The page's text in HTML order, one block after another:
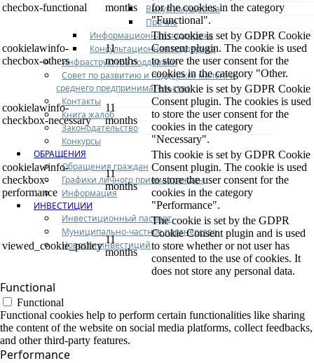
Выкуп имущества
Прочие
Информационная поддержка
Консультационная поддержка
Инфраструктура поддержки
Совет по развитию и поддержке малого и
среднего предпринимательства
Контакты
Книга жалоб
Законодательство
Конкурсы
ОБРАЩЕНИЯ
Обращения граждан
Графики личного приема граждан
Информация
ИНВЕСТИЦИИ
Инвестиционный паспорт
Муниципально-частное партнерство
Новости инвестиций
checbox-functional
months
for the cookies in the category
"Functional".
cookielawinfo-
checbox-others
11
months
This cookie is set by GDPR Cookie
Consent plugin. The cookie is used
to store the user consent for the
cookies in the category "Other.
cookielawinfo-
checkbox-necessary
11
months
This cookie is set by GDPR Cookie
Consent plugin. The cookies is used
to store the user consent for the
cookies in the category
"Necessary".
cookielawinfo-
checkbox-
performance
11
months
This cookie is set by GDPR Cookie
Consent plugin. The cookie is used
to store the user consent for the
cookies in the category
"Performance".
viewed_cookie_policy
11
months
The cookie is set by the GDPR
Cookie Consent plugin and is used
to store whether or not user has
consented to the use of cookies. It
does not store any personal data.
Functional
Functional
Functional cookies help to perform certain functionalities like sharing
the content of the website on social media platforms, collect feedbacks,
and other third-party features.
Performance